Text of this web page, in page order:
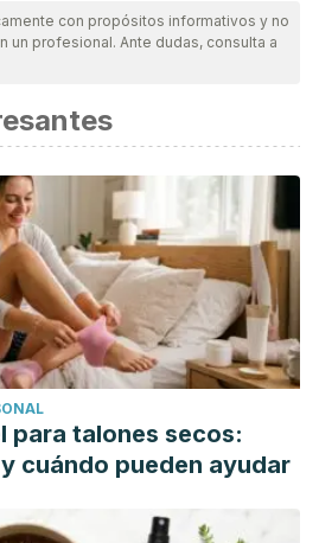
con propósitos informativos y no
un profesional. Ante dudas, consulta a
para talones secos:
cuándo pueden ayudar